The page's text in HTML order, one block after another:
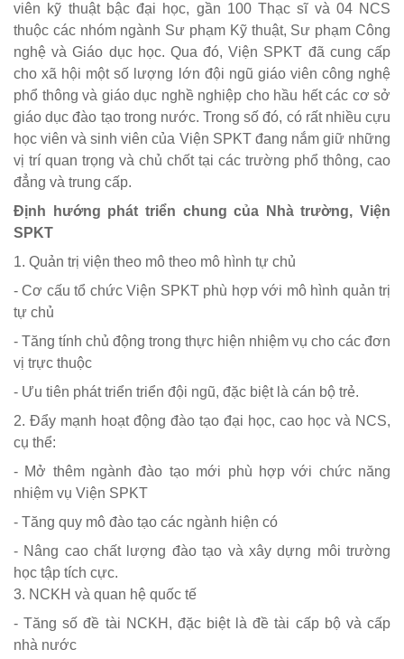
viên kỹ thuật bậc đại học, gần 100 Thạc sĩ và 04 NCS
thuộc các nhóm ngành Sư phạm Kỹ thuật, Sư phạm Công
nghệ và Giáo dục học. Qua đó, Viện SPKT đã cung cấp
cho xã hội một số lượng lớn đội ngũ giáo viên công nghệ
phổ thông và giáo dục nghề nghiệp cho hầu hết các cơ sở
giáo dục đào tạo trong nước. Trong số đó, có rất nhiều cựu
học viên và sinh viên của Viện SPKT đang nắm giữ những
vị trí quan trọng và chủ chốt tại các trường phổ thông, cao
đẳng và trung cấp.
Định hướng phát triển chung của Nhà trường, Viện
SPKT
1. Quản trị viện theo mô theo mô hình tự chủ
- Cơ cấu tổ chức Viện SPKT phù hợp với mô hình quản trị
tự chủ
- Tăng tính chủ động trong thực hiện nhiệm vụ cho các đơn
vị trực thuộc
- Ưu tiên phát triển triển đội ngũ, đặc biệt là cán bộ trẻ.
2. Đẩy mạnh hoạt động đào tạo đại học, cao học và NCS,
cụ thể:
- Mở thêm ngành đào tạo mới phù hợp với chức năng
nhiệm vụ Viện SPKT
- Tăng quy mô đào tạo các ngành hiện có
- Nâng cao chất lượng đào tạo và xây dựng môi trường
học tập tích cực.
3. NCKH và quan hệ quốc tế
- Tăng số đề tài NCKH, đặc biệt là đề tài cấp bộ và cấp
nhà nước